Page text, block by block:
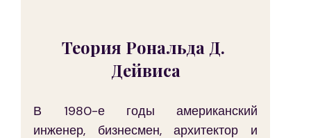
Теория Рональда Д.
Дейвиса
В 1980-е годы американский
инженер, бизнесмен, архитектор и